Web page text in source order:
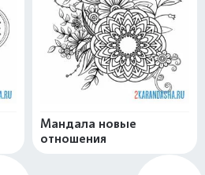
Мандала новые
отношения